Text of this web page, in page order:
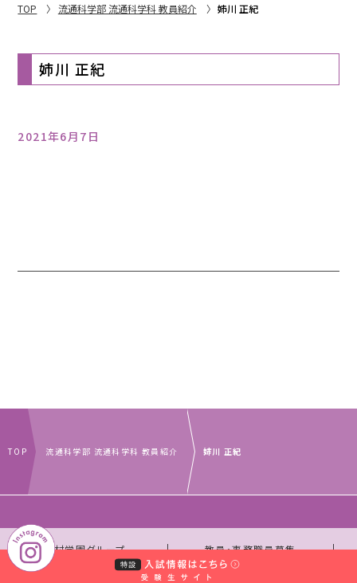
TOP 流通科学部 流通科学科 教員紹介 姉川 正紀
姉川 正紀
2021年6月7日
TOP 流通科学部 流通科学科 教員紹介 姉川 正紀
中村学園グループ ｜ 教員・事務職員募集 ｜
取材のお申し込みについて ｜ お問い合わせ窓口一覧